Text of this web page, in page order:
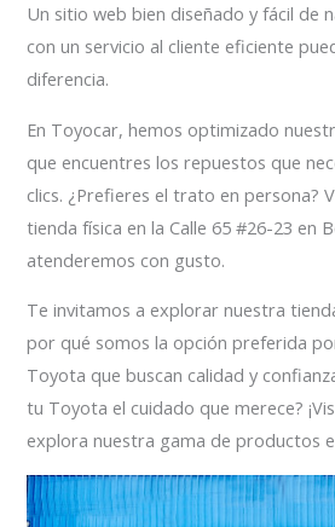
Un sitio web bien diseñado y fácil de
con un servicio al cliente eficiente
diferencia.
En Toyocar, hemos optimizado
que encuentres los repuestos que
clics. ¿Prefieres el trato en persona?
tienda física en la Calle 65 #26-23 en
atenderemos con gusto.
Te invitamos a explorar nuestra
por qué somos la opción preferida
Toyota que buscan calidad y
tu Toyota el cuidado que merece?
explora nuestra gama de productos